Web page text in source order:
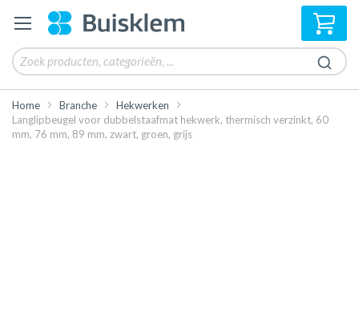
Home Branche
Hekwerken
Langlipbeugel voor dubbelstaafmat hekwerk, thermisch verzinkt, 60
mm, 76 mm, 89 mm, zwart, groen, grijs